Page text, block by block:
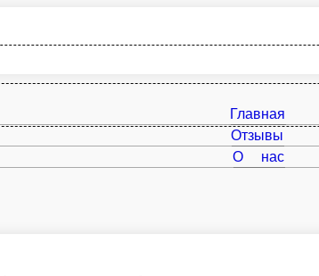
Главная
Отзывы
О нас